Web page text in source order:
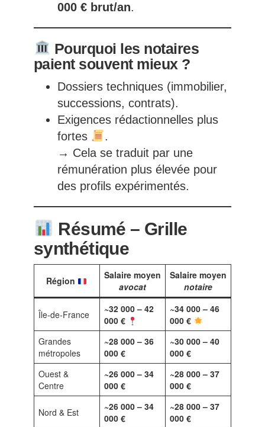
000 € brut/an.
Pourquoi les notaires
paient souvent mieux ?
Dossiers techniques (immobilier,
successions, contrats).
Exigences rédactionnelles plus
fortes
.
→ Cela se traduit par une
rémunération plus élevée pour
des profils expérimentés.
Résumé – Grille
synthétique
Région
Salaire moyen
avocat
Salaire moyen
notaire
Île-de-France
~32 000 – 42
000 €
~34 000 – 46
000 €
Grandes
métropoles
~28 000 – 36
000 €
~30 000 – 40
000 €
Ouest &
Centre
~26 000 – 34
000 €
~28 000 – 37
000 €
Nord & Est
~26 000 – 34
000 €
~28 000 – 37
000 €